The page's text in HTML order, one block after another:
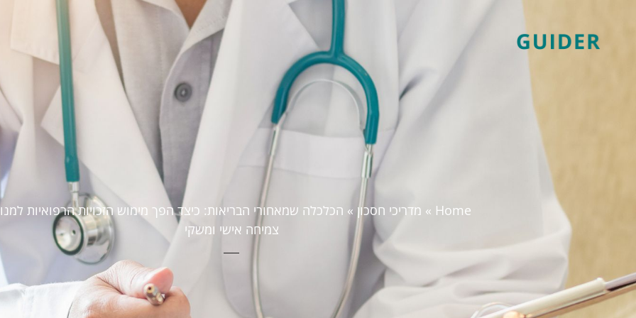
Home
» מדריכי חסכון » הכלכלה שמאחורי הבריאות: כיצד הפך מימוש הזכויות הרפואיות
צמיחה אישי ומשקי